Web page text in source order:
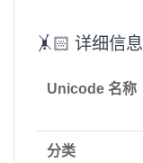
🤸🏻 详细信息
Unicode 名称
分类